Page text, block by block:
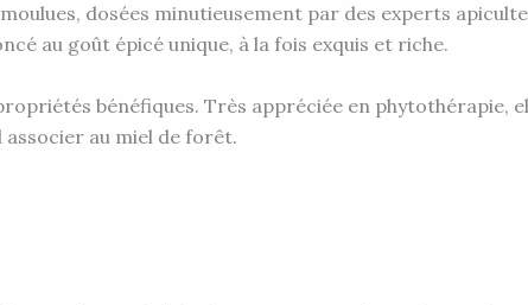
dosées minutieusement par des experts
au goût épicé unique, à la fois exquis et riche.
bénéfiques. Très appréciée en phytothérapie,
associer au miel de forêt.